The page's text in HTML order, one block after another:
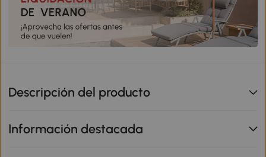
Descripción del producto
Información destacada